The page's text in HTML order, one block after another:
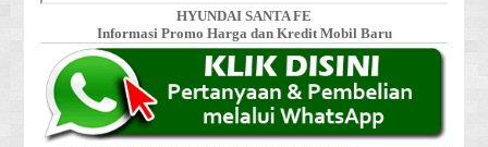
HYUNDAI SANTA FE
Informasi Promo Harga dan Kredit Mobil Baru